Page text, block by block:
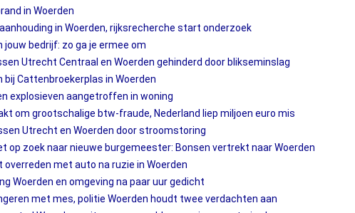
in Woerden
in Woerden, rijksrecherche start onderzoek
jouw bedrijf: zo ga je ermee om
Utrecht Centraal en Woerden gehinderd door blikseminslag
bij Cattenbroekerplas in Woerden
explosieven aangetroffen in woning
om grootschalige btw-fraude, Nederland liep miljoen euro mis
Utrecht en Woerden door stroomstoring
op zoek naar nieuwe burgemeester: Bonsen vertrekt naar Woerden
overreden met auto na ruzie in Woerden
Woerden en omgeving na paar uur gedicht
met mes, politie Woerden houdt twee verdachten aan